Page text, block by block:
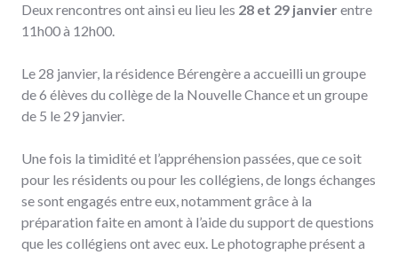
Deux rencontres ont ainsi eu lieu les 28 et 29 janvierentre
11h00 à 12h00.
Le 28 janvier, la résidence Bérengère a accueilli un groupe
de 6 élèves du collège de la Nouvelle Chance et un groupe
de 5 le 29 janvier.
Une fois la timidité et l’appréhension passées, que ce soit
pour les résidents ou pour les collégiens, de longs échanges
se sont engagés entre eux, notamment grâce à la
préparation faite en amont à l’aide du support de questions
que les collégiens ont avec eux. Le photographe présent a